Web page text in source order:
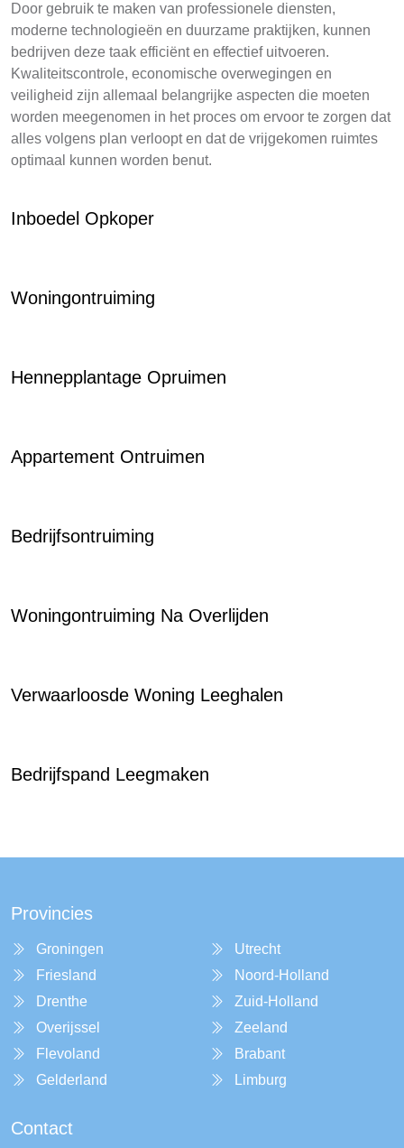
Door gebruik te maken van professionele diensten,
moderne technologieën en duurzame praktijken, kunnen
bedrijven deze taak efficiënt en effectief uitvoeren.
Kwaliteitscontrole, economische overwegingen en
veiligheid zijn allemaal belangrijke aspecten die moeten
worden meegenomen in het proces om ervoor te zorgen dat
alles volgens plan verloopt en dat de vrijgekomen ruimtes
optimaal kunnen worden benut.
Inboedel Opkoper
Woningontruiming
Hennepplantage Opruimen
Appartement Ontruimen
Bedrijfsontruiming
Woningontruiming Na Overlijden
Verwaarloosde Woning Leeghalen
Bedrijfspand Leegmaken
Provincies
Groningen
Friesland
Drenthe
Overijssel
Flevoland
Gelderland
Utrecht
Noord-Holland
Zuid-Holland
Zeeland
Brabant
Limburg
Contact